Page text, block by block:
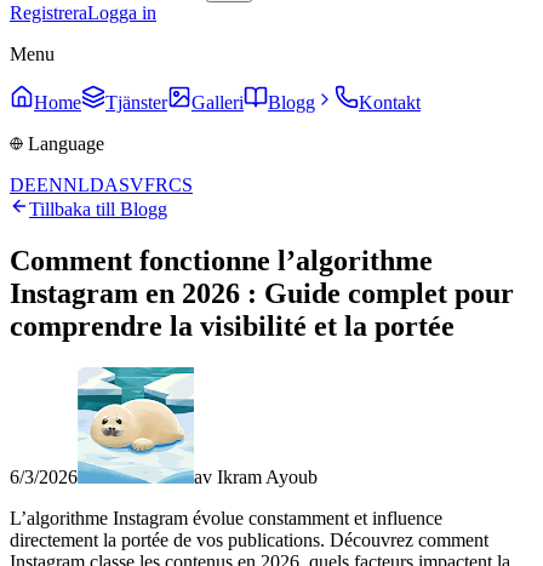
RegistreraLogga in
Menu
Home Tjänster Galleri Blogg
Kontakt
Language
DEENNLDASVFRCS
Tillbaka till Blogg
Comment fonctionne l’algorithme
Instagram en 2026 : Guide complet pour
comprendre la visibilité et la portée
6/3/2026 av Ikram Ayoub
L’algorithme Instagram évolue constamment et influence
directement la portée de vos publications. Découvrez comment
Instagram classe les contenus en 2026, quels facteurs impactent la